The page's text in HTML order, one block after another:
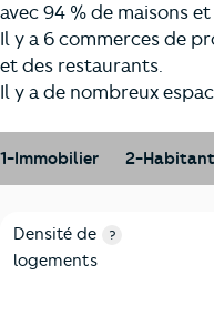
avec 94 % de maisons
Il y a 6 commerces de
et des restaurants.
Il y a de nombreux
1-Immobilier 2-
1-Immobilier
Critères Saint-André-
Densité de
logements
?